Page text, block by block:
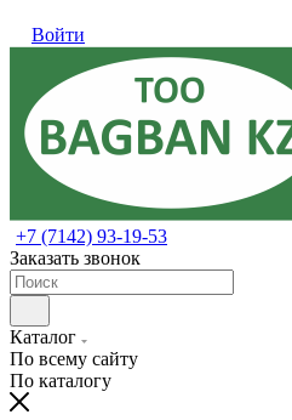
Войти
+7 (7142) 93-19-53
Заказать звонок
Каталог
По всему сайту
По каталогу